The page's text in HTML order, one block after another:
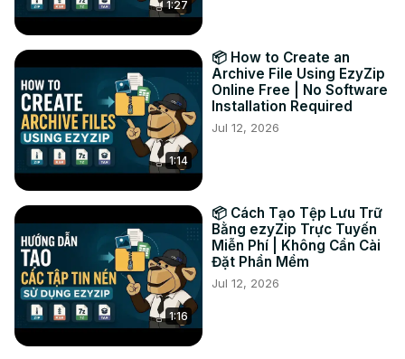
#jar到ZIP #档案转换 #zip转换器 #在线转换器 #ezyzip
Twitter: https://twitter.com/ezyzip
Facebook: https://www.facebook.com/ezyzip/
LinkedIn:
https://www.linkedin.com/showcase/ezyzip/
Pinterest: https://www.pinterest.com.au/ezyzip/
1:27
1:14
📦 How to Create an
Archive File Using EzyZip
Online Free | No Software
Installation Required
Jul 12, 2026
1:16
📦 Cách Tạo Tệp Lưu Trữ
Bằng ezyZip Trực Tuyến
Miễn Phí | Không Cần Cài
Đặt Phần Mềm
Jul 12, 2026